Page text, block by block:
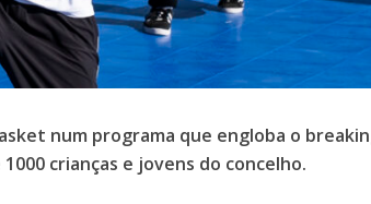
num programa que engloba o
crianças e jovens do concelho.